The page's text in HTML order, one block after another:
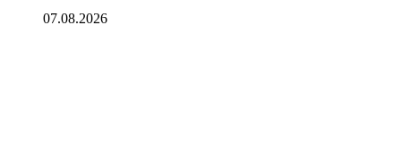
07.08.2026